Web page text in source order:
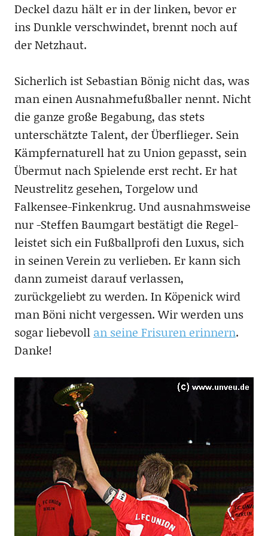
Deckel dazu hält er in der linken, bevor er
ins Dunkle verschwindet, brennt noch auf
der Netzhaut.
Sicherlich ist Sebastian Bönig nicht das, was
man einen Ausnahmefußballer nennt. Nicht
die ganze große Begabung, das stets
unterschätzte Talent, der Überflieger. Sein
Kämpfernaturell hat zu Union gepasst, sein
Übermut nach Spielende erst recht. Er hat
Neustrelitz gesehen, Torgelow und
Falkensee-Finkenkrug. Und ausnahmsweise
nur -Steffen Baumgart bestätigt die Regel-
leistet sich ein Fußballprofi den Luxus, sich
in seinen Verein zu verlieben. Er kann sich
dann zumeist darauf verlassen,
zurückgeliebt zu werden. In Köpenick wird
man Böni nicht vergessen. Wir werden uns
sogar liebevoll an seine Frisuren erinnern.
Danke!